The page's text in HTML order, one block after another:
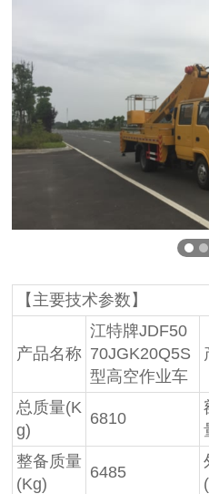
【主要技术参数】
产品名称
江特牌JDF50
70JGK20Q5S
型高空作业车
总质量(K
g)
6810
整备质量
(Kg)
6485